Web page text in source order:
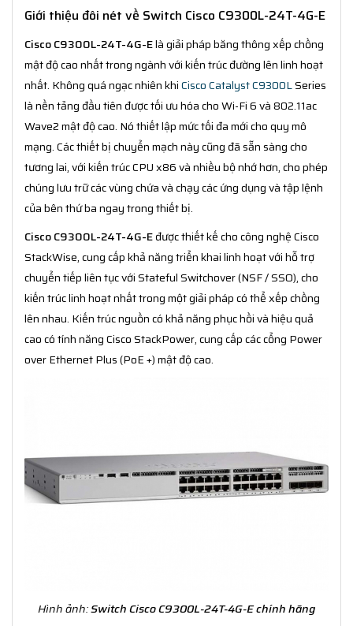
Giới thiệu đôi nét về Switch Cisco C9300L-24T-4G-E
Cisco C9300L-24T-4G-Elà giải pháp băng thông xếp chồng
mật độ cao nhất trong ngành với kiến trúc đường lên linh hoạt
nhất. Không quá ngạc nhiên khiCisco Catalyst C9300LSeries
là nền tảng đầu tiên được tối ưu hóa cho Wi-Fi 6 và 802.11ac
Wave2 mật độ cao. Nó thiết lập mức tối đa mới cho quy mô
mạng. Các thiết bị chuyển mạch này cũng đã sẵn sàng cho
tương lai, với kiến trúc CPU x86 và nhiều bộ nhớ hơn, cho phép
chúng lưu trữ các vùng chứa và chạy các ứng dụng và tập lệnh
của bên thứ ba ngay trong thiết bị.
Cisco C9300L-24T-4G-Eđược thiết kế cho công nghệ Cisco
StackWise, cung cấp khả năng triển khai linh hoạt với hỗ trợ
chuyển tiếp liên tục với Stateful Switchover (NSF / SSO), cho
kiến trúc linh hoạt nhất trong một giải pháp có thể xếp chồng
lên nhau. Kiến trúc nguồn có khả năng phục hồi và hiệu quả
cao có tính năng Cisco StackPower, cung cấp các cổng Power
over Ethernet Plus (PoE +) mật độ cao.
Hình ảnh:Switch Cisco C9300L-24T-4G-E chính hãng